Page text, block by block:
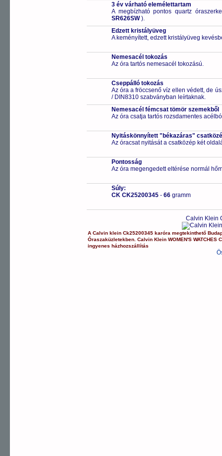
3 év várható elemélettartam
A megbízható pontos quartz
SR626SW).
Edzett kristályüveg
A keményített, edzett kristályüveg
Nemesacél tokozás
Az óra tartós nemesacél tokozású.
Cseppálló tokozás
Az óra a fröccsenő víz ellen védett, de
/ DIN8310 szabványban leírtaknak.
Nemesacél fémcsat tömör szemekből
Az óra csatja tartós rozsdamentes
Nyitáskönnyített "békazáras"
Az óracsat nyitását a csatközép két
Pontosság
Az óra megengedett eltérése normál
Súly:
CK CK25200345 - 66 gramm
Calvin Klein
ACalvin klein Ck25200345 karóra megtekinthető
Óraszaküzletekben.Calvin Klein WOMEN'S WATCHES
ingyenes házhozszállítás